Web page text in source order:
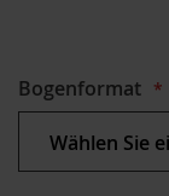
Bogenformat